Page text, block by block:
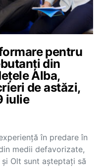
pentru
din
Alba,
de astăzi,
iulie
în predare în
medii defavorizate,
Olt sunt așteptați să